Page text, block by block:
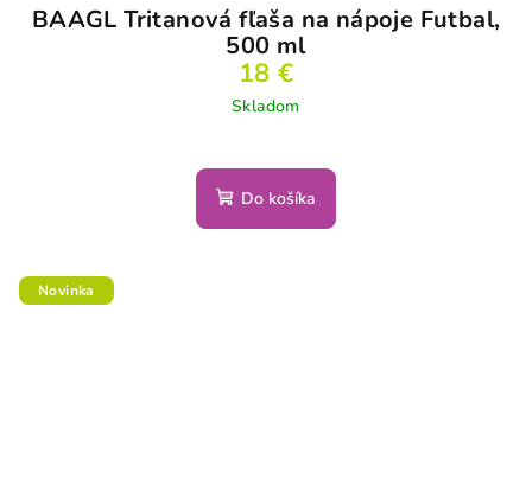
BAAGL Tritanová fľaša na nápoje Futbal,
500 ml
18 €
Skladom
Do košíka
Novinka